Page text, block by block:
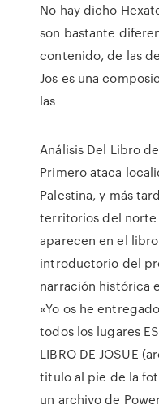
No hay dicho
son bastante
contenido, de las
Jos es una
las
Análisis Del Libro
Primero ataca
Palestina, y más
territorios del norte
aparecen en el
introductorio del
narración histórica
«Yo os he
todos los lugares
LIBRO DE JOSUE
titulo al pie de la
un archivo de